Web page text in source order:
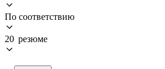
По соответствию
20 резюме